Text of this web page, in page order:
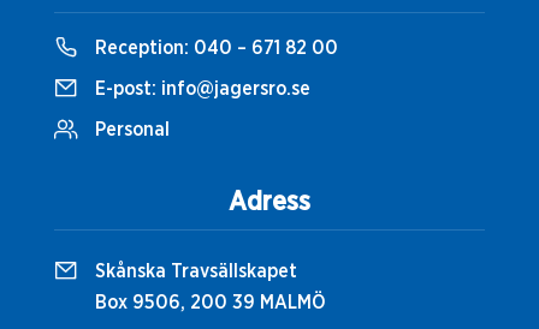
Reception: 040 – 671 82 00
E-post: info@jagersro.se
Personal
Adress
Skånska Travsällskapet
Box 9506, 200 39 MALMÖ